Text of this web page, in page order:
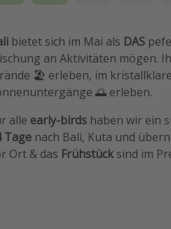
bietet sich im Mai als DAS
an Aktivitäten mögen.
🏖️ erleben, im
🌅 erleben.
alle early-birds haben wir ein
Tage nach Bali, Kuta und
Ort & das Frühstück sind im